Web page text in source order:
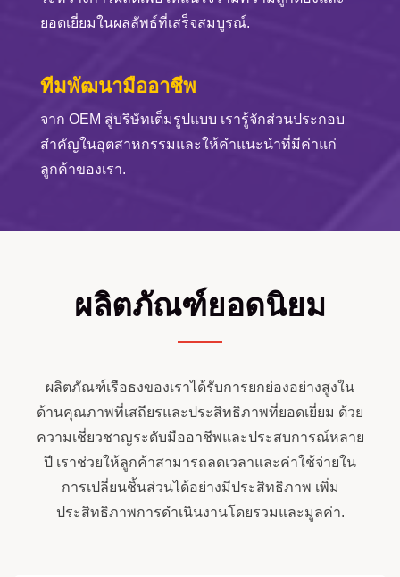
ยอดเยี่ยมในผลลัพธ์ที่เสร็จสมบูรณ์.
ทีมพัฒนามืออาชีพ
จาก OEM สู่บริษัทเต็มรูปแบบ เรารู้จักส่วนประกอบ
สำคัญในอุตสาหกรรมและให้คำแนะนำที่มีค่าแก่
ลูกค้าของเรา.
ผลิตภัณฑ์ยอดนิยม
ผลิตภัณฑ์เรือธงของเราได้รับการยกย่องอย่างสูงใน
ด้านคุณภาพที่เสถียรและประสิทธิภาพที่ยอดเยี่ยม ด้วย
ความเชี่ยวชาญระดับมืออาชีพและประสบการณ์หลาย
ปี เราช่วยให้ลูกค้าสามารถลดเวลาและค่าใช้จ่ายใน
การเปลี่ยนชิ้นส่วนได้อย่างมีประสิทธิภาพ เพิ่ม
ประสิทธิภาพการดำเนินงานโดยรวมและมูลค่า.